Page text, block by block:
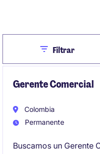
CloseFiltrar
Gerente Comercial
Colombia
Permanente
Buscamos un Gerente